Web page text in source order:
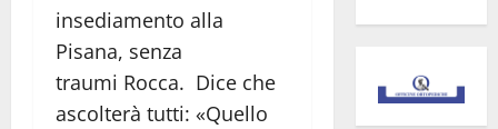
insediamento alla
Pisana, senza
traumi Rocca. Dice che
ascolterà tutti: «Quello